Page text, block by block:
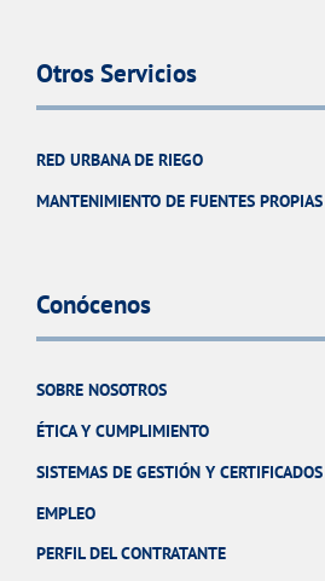
Otros Servicios
RED URBANA DE RIEGO
MANTENIMIENTO DE FUENTES PROPIAS
Conócenos
SOBRE NOSOTROS
ÉTICA Y CUMPLIMIENTO
SISTEMAS DE GESTIÓN Y CERTIFICADOS
EMPLEO
PERFIL DEL CONTRATANTE